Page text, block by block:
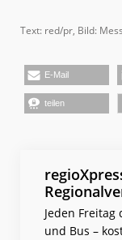
Text: red/pr, Bild:
E-Mail
teilen
Jeden
und Bus –